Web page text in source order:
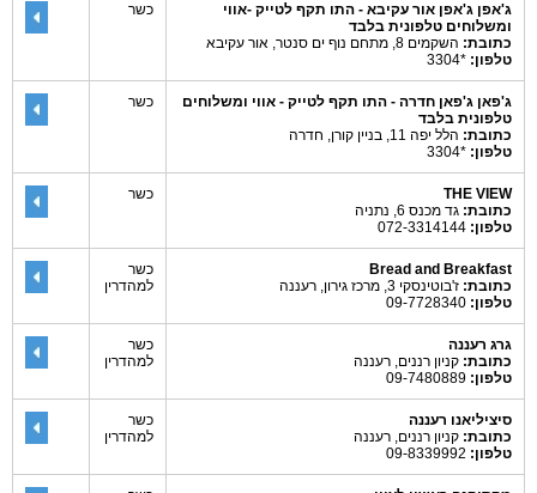
ג'אפן ג'אפן אור עקיבא - התו תקף לטייק -אווי
ומשלוחים טלפונית בלבד
כתובת: השקמים 8, מתחם נוף ים סנטר, אור עקיבא
טלפון: *3304
כשר
ג'פאן ג'פאן חדרה - התו תקף לטייק - אווי ומשלוחים
טלפונית בלבד
כתובת: הלל יפה 11, בניין קורן, חדרה
טלפון: *3304
כשר
THE VIEW
כתובת: גד מכנס 6, נתניה
טלפון:
כשר
Bread and Breakfast
כתובת: ז'בוטינסקי 3, מרכז גירון, רעננה
טלפון:
כשר
למהדרין
גרג רעננה
כתובת: קניון רננים, רעננה
טלפון:
כשר
למהדרין
סיציליאנו רעננה
כתובת: קניון רננים, רעננה
טלפון:
כשר
למהדרין